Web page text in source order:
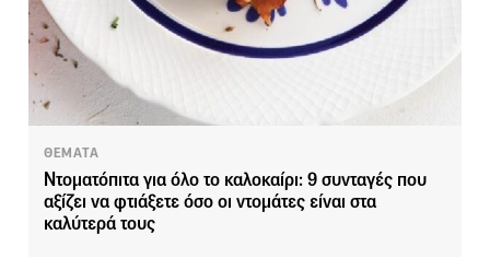
ΘΕΜΑΤΑ
Ντοματόπιτα για όλο το καλοκαίρι: 9 συνταγές που
αξίζει να φτιάξετε όσο οι ντομάτες είναι στα
καλύτερά τους